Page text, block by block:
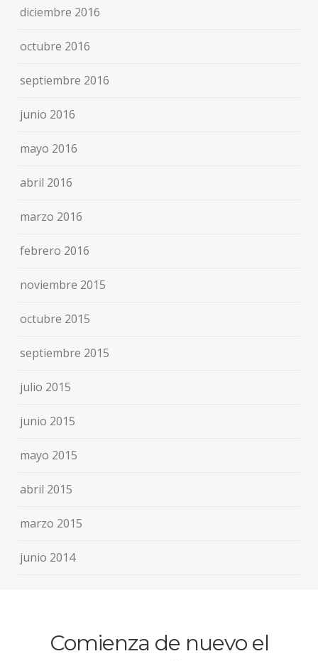
diciembre 2016
octubre 2016
septiembre 2016
junio 2016
mayo 2016
abril 2016
marzo 2016
febrero 2016
noviembre 2015
octubre 2015
septiembre 2015
julio 2015
junio 2015
mayo 2015
abril 2015
marzo 2015
junio 2014
Comienza de nuevo el